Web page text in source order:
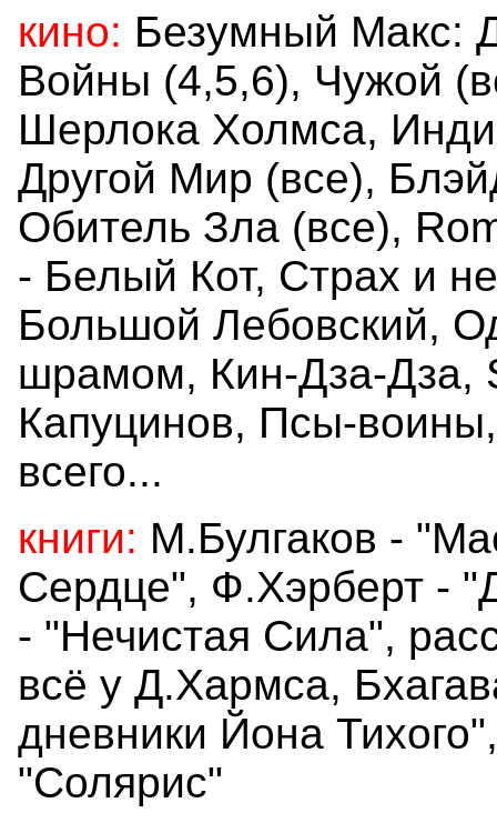
кино: Безумный Макс:
Войны (4,5,6), Чужой
Шерлока Холмса,
Другой Мир (все),
Обитель Зла (все),
- Белый Кот, Страх и
Большой Лебовский,
шрамом, Кин-Дза-Дза,
Капуцинов, Псы-
всего...
книги: М.Булгаков -
Сердце", Ф.Хэрберт -
- "Нечистая Сила",
всё у Д.Хармса,
дневники Йона
"Солярис"